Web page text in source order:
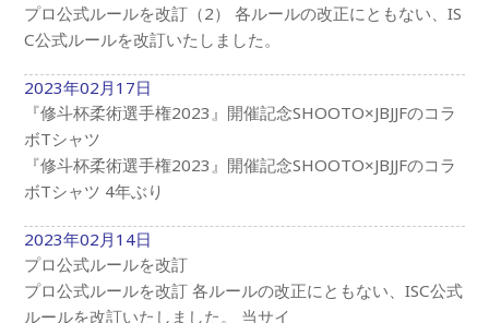
プロ公式ルールを改訂（2） 各ルールの改正にともない、IS
C公式ルールを改訂いたしました。
2023年02月17日
『修斗杯柔術選手権2023』開催記念SHOOTO×JBJJFのコラ
ボTシャツ
『修斗杯柔術選手権2023』開催記念SHOOTO×JBJJFのコラ
ボTシャツ 4年ぶり
2023年02月14日
プロ公式ルールを改訂
プロ公式ルールを改訂 各ルールの改正にともない、ISC公式
ルールを改訂いたしました。 当サイ